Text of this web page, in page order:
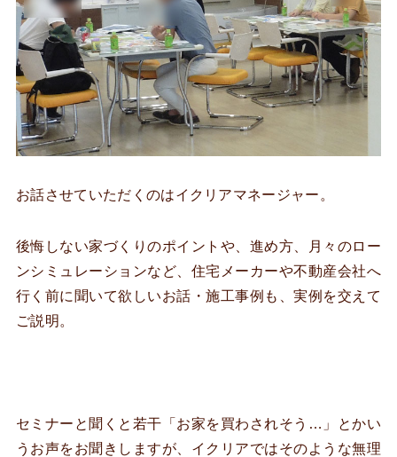
お話させていただくのはイクリアマネージャー。
後悔しない家づくりのポイントや、進め方、月々のロー
ンシミュレーションなど、住宅メーカーや不動産会社へ
行く前に聞いて欲しいお話・施工事例も、実例を交えて
ご説明。
セミナーと聞くと若干「お家を買わされそう…」とかい
うお声をお聞きしますが、イクリアではそのような無理